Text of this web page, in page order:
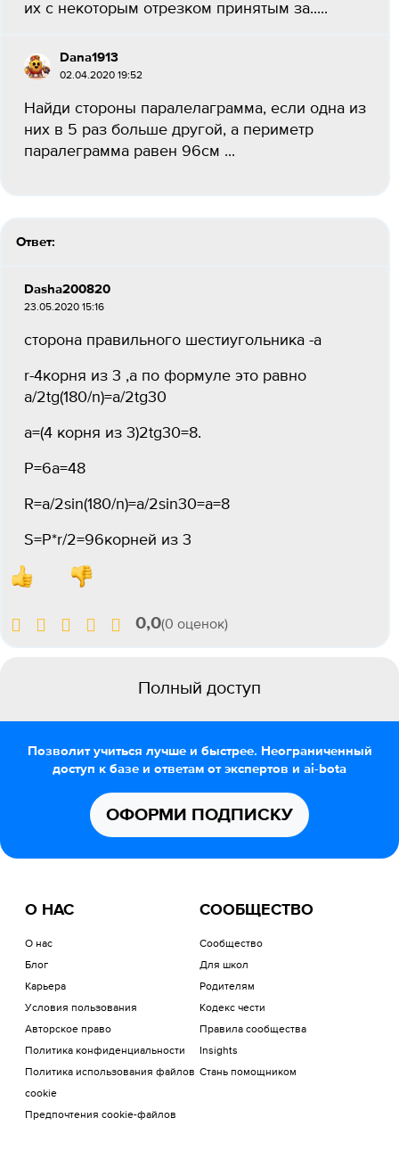
их с некоторым отрезком принятым за.....
Dana1913
02.04.2020 19:52
Найди стороны паралелаграмма, если одна из
них в 5 раз больше другой, а периметр
паралеграмма равен 96см ​...
Ответ:
Dasha200820
23.05.2020 15:16
сторона правильного шестиугольника -а
r-4корня из 3 ,а по формуле это равно
a/2tg(180/n)=a/2tg30
a=(4 корня из 3)2tg30=8.
P=6a=48
R=a/2sin(180/n)=a/2sin30=a=8
S=P*r/2=96корней из 3
0,0(0 оценок)
Полный доступ
Позволит учиться лучше и быстрее. Неограниченный
доступ к базе и ответам от экспертов и ai-bota
ОФОРМИ ПОДПИСКУ
О НАС
О нас
Блог
Карьера
Условия пользования
Авторское право
Политика конфиденциальности
Политика использования файлов
cookie
Предпочтения cookie-файлов
СООБЩЕСТВО
Сообщество
Для школ
Родителям
Кодекс чести
Правила сообщества
Insights
Стань помощником